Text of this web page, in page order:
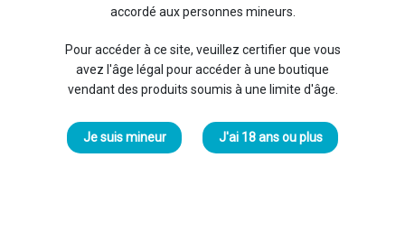
accordé aux personnes mineurs.
Pour accéder à ce site, veuillez certifier que vous
avez l'âge légal pour accéder à une boutique
vendant des produits soumis à une limite d'âge.
Je suis mineur J'ai 18 ans ou plus